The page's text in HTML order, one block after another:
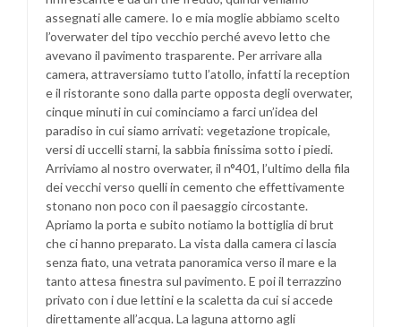
assegnati alle camere. Io e mia moglie abbiamo scelto
l’overwater del tipo vecchio perché avevo letto che
avevano il pavimento trasparente. Per arrivare alla
camera, attraversiamo tutto l’atollo, infatti la reception
e il ristorante sono dalla parte opposta degli overwater,
cinque minuti in cui cominciamo a farci un’idea del
paradiso in cui siamo arrivati: vegetazione tropicale,
versi di uccelli starni, la sabbia finissima sotto i piedi.
Arriviamo al nostro overwater, il n°401, l’ultimo della fila
dei vecchi verso quelli in cemento che effettivamente
stonano non poco con il paesaggio circostante.
Apriamo la porta e subito notiamo la bottiglia di brut
che ci hanno preparato. La vista dalla camera ci lascia
senza fiato, una vetrata panoramica verso il mare e la
tanto attesa finestra sul pavimento. E poi il terrazzino
privato con i due lettini e la scaletta da cui si accede
direttamente all’acqua. La laguna attorno agli